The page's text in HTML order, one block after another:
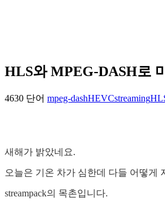
HLS와 MPEG-DASH로
4630 단어 mpeg-dashHEVCstreaming
새해가 밝았네요.
오늘은 기온 차가 심한데 다들 어떻게
streampack의 목촌입니다.